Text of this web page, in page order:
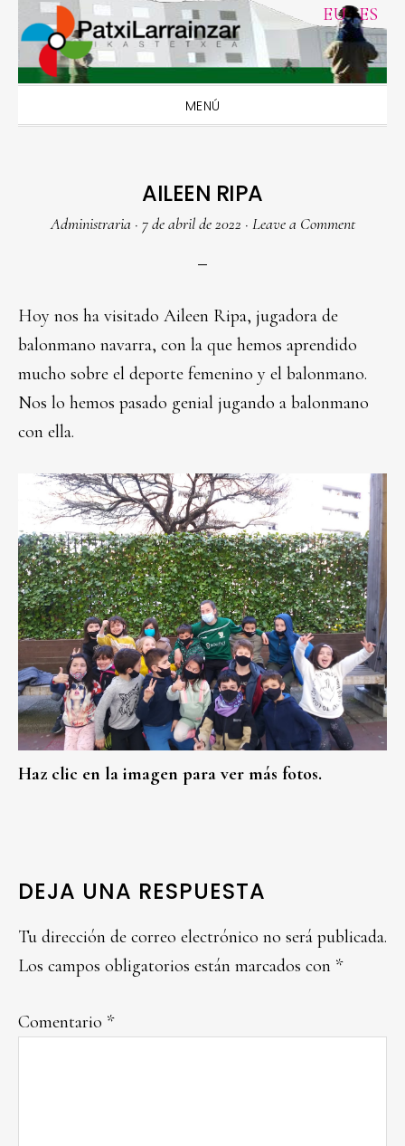
Skip
to
primary
Skip
to
main
Skip
to
primary
Skip
to
footer
EU|ES
MENÚ
AILEEN RIPA
Administraria· 7 de abril de 2022 · Leave a Comment
Hoy nos ha visitado Aileen Ripa, jugadora de
balonmano navarra, con la que hemos aprendido
mucho sobre el deporte femenino y el balonmano.
Nos lo hemos pasado genial jugando a balonmano
con ella.
Haz clic en la imagen para ver más fotos.
READER
INTERACTIONS
DEJA UNA RESPUESTA
Tu dirección de correo electrónico no será publicada.
Los campos obligatorios están marcados con *
Comentario *